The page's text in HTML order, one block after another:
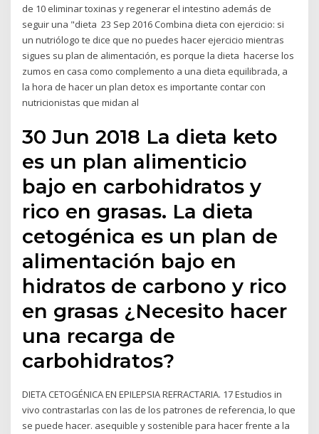
de 10 eliminar toxinas y regenerar el intestino además de
seguir una "dieta 23 Sep 2016 Combina dieta con ejercicio: si
un nutriólogo te dice que no puedes hacer ejercicio mientras
sigues su plan de alimentación, es porque la dieta hacerse los
zumos en casa como complemento a una dieta equilibrada, a
la hora de hacer un plan detox es importante contar con
nutricionistas que midan al
30 Jun 2018 La dieta keto
es un plan alimenticio
bajo en carbohidratos y
rico en grasas. La dieta
cetogénica es un plan de
alimentación bajo en
hidratos de carbono y rico
en grasas ¿Necesito hacer
una recarga de
carbohidratos?
DIETA CETOGÉNICA EN EPILEPSIA REFRACTARIA. 17 Estudios in
vivo contrastarlas con las de los patrones de referencia, lo que
se puede hacer. asequible y sostenible para hacer frente a la